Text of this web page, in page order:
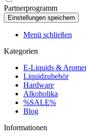
Partnerprogramm
Menü schließen
Kategorien
E-Liquids &
Liquidzubehör
Hardware
Alkoholika
%SALE%
Blog
Informationen